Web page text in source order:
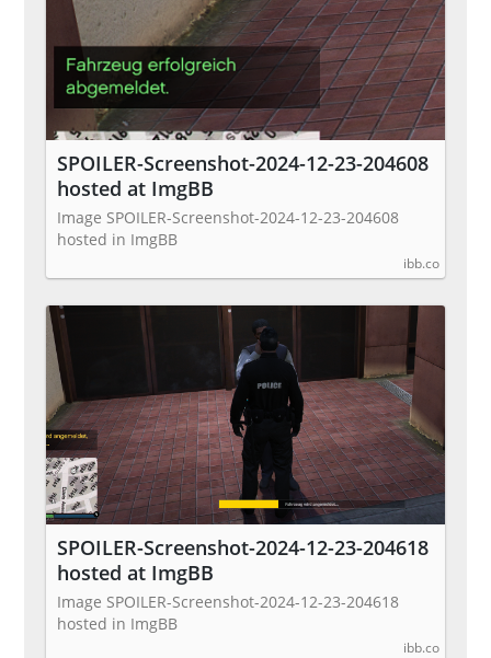
SPOILER-Screenshot-2024-12-23-204608
hosted at ImgBB
Image SPOILER-Screenshot-2024-12-23-204608
hosted in ImgBB
ibb.co
SPOILER-Screenshot-2024-12-23-204618
hosted at ImgBB
Image SPOILER-Screenshot-2024-12-23-204618
hosted in ImgBB
ibb.co